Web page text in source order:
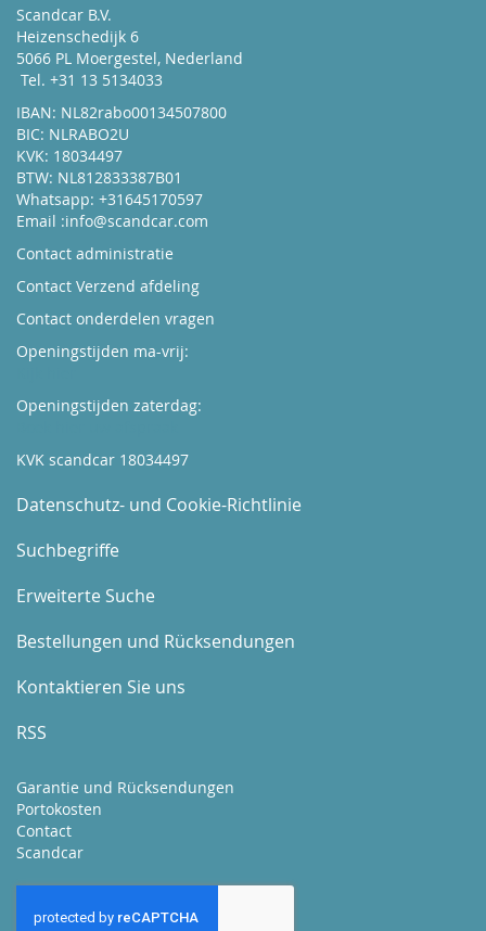
Scandcar B.V.
Heizenschedijk 6
5066 PL Moergestel, Nederland
Tel. +31 13 5134033
IBAN: NL82rabo00134507800
BIC: NLRABO2U
KVK: 18034497
BTW: NL812833387B01
Whatsapp: +31645170597
Email :info@scandcar.com
Contact administratie
Contact Verzend afdeling
Contact onderdelen vragen
Openingstijden ma-vrij:
Openingstijden zaterdag:
KVK scandcar 18034497
Datenschutz- und Cookie-Richtlinie
Suchbegriffe
Erweiterte Suche
Bestellungen und Rücksendungen
Kontaktieren Sie uns
RSS
Garantie und Rücksendungen
Portokosten
Contact
Scandcar